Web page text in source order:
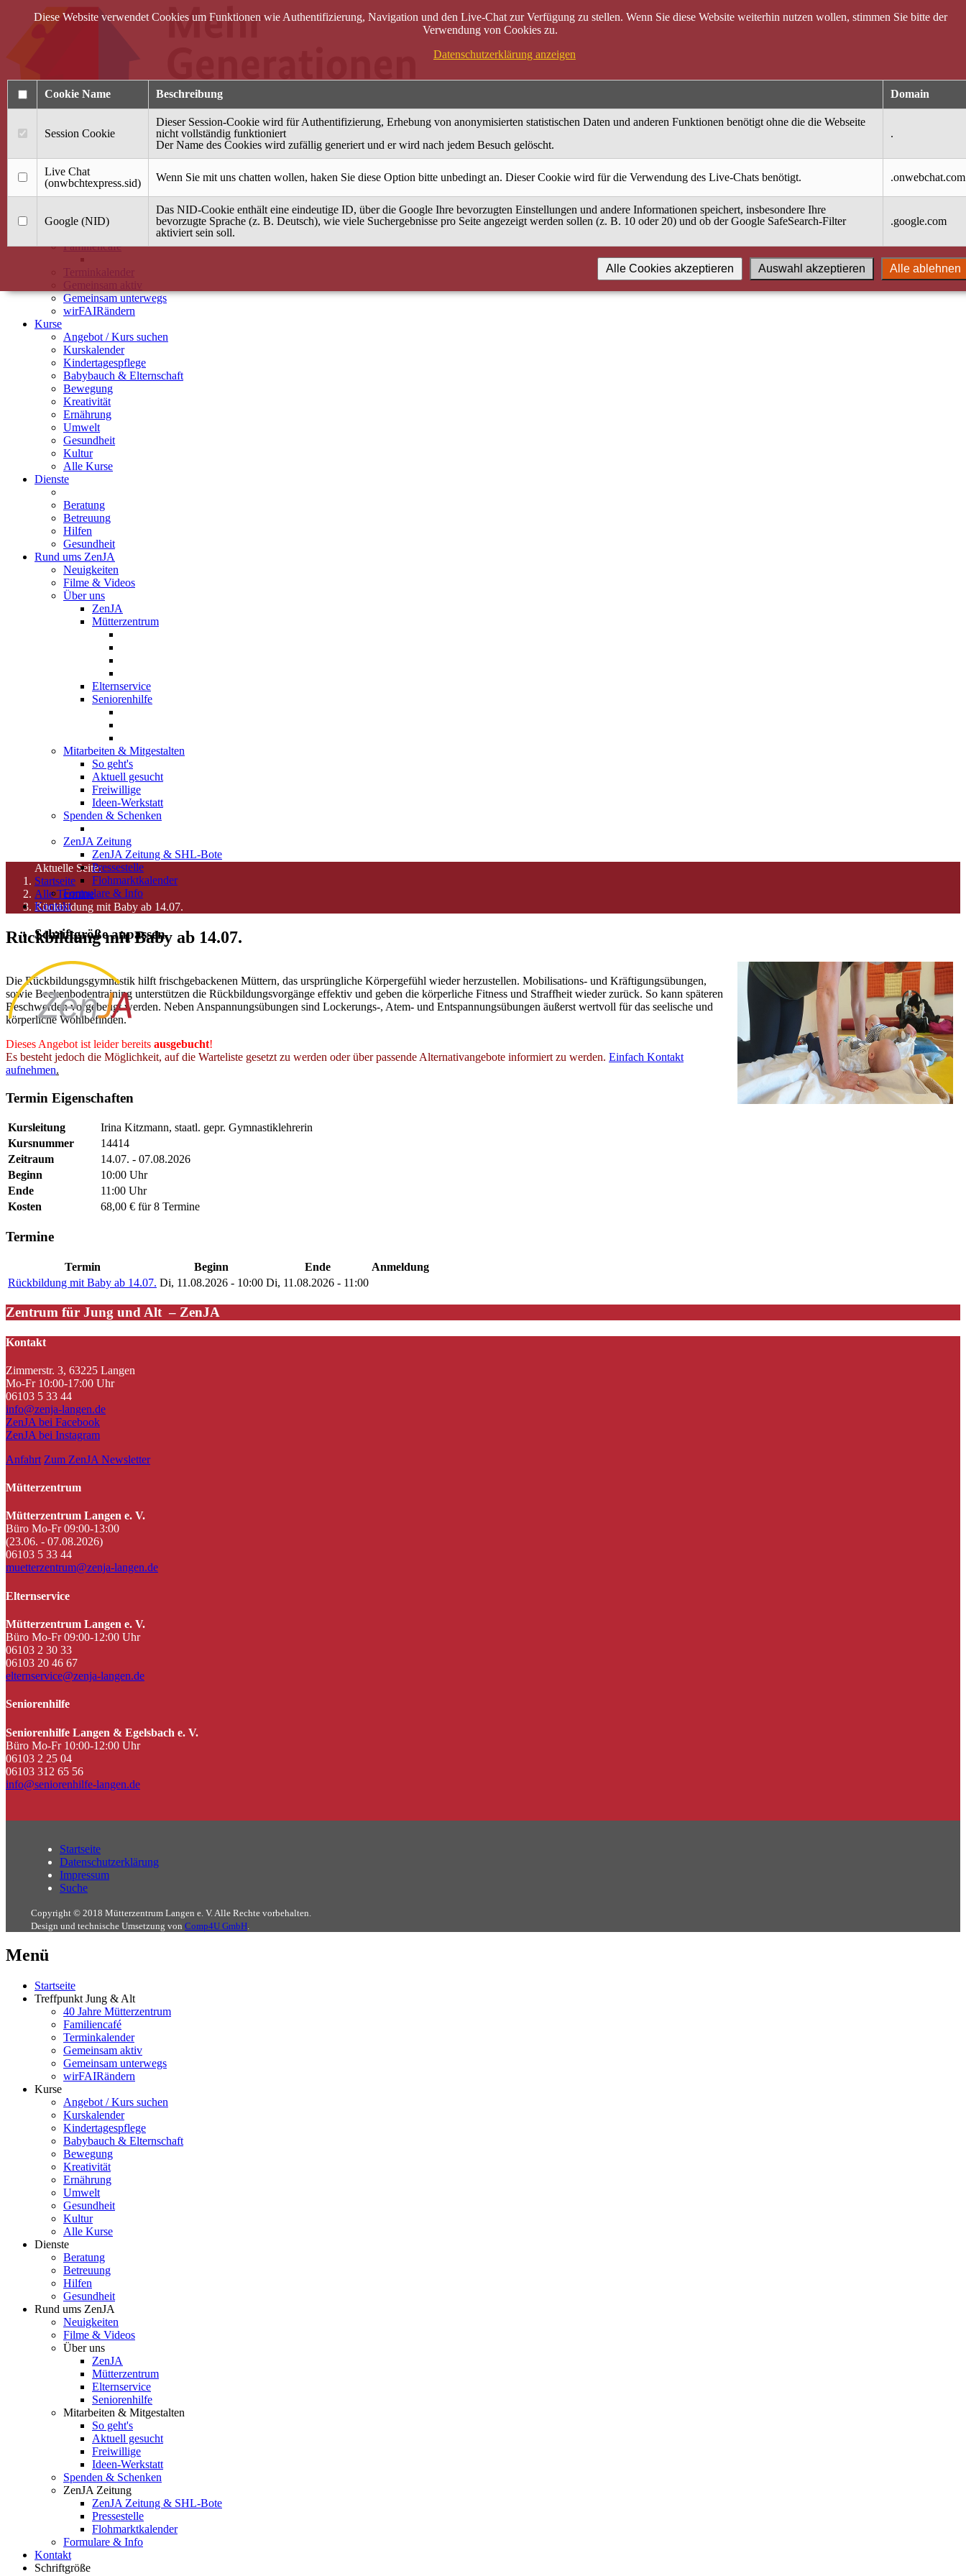
Anmelden
Startseite
Treffpunkt Jung & Alt
40 Jahre Mütterzentrum
Familiencafé
Terminkalender
Gemeinsam aktiv
Gemeinsam unterwegs
wirFAIRändern
Kurse
Angebot / Kurs suchen
Kurskalender
Kindertagespflege
Babybauch & Elternschaft
Bewegung
Kreativität
Ernährung
Umwelt
Gesundheit
Kultur
Alle Kurse
Dienste
Beratung
Betreuung
Hilfen
Gesundheit
Rund ums ZenJA
Neuigkeiten
Filme & Videos
Über uns
ZenJA
Mütterzentrum
Elternservice
Seniorenhilfe
Mitarbeiten & Mitgestalten
So geht's
Aktuell gesucht
Freiwillige
Ideen-Werkstatt
Spenden & Schenken
ZenJA Zeitung
ZenJA Zeitung & SHL-Bote
Pressestelle
Flohmarktkalender
Formulare & Info
Kontakt
Schriftgröße anpassen
Aktuelle Seite:
Startseite
Alle Termine
Rückbildung mit Baby ab 14.07.
Rückbildung mit Baby ab 14.07.
Die Rückbildungsgymnastik hilft frischgebackenen Müttern, das ursprüngliche Körpergefühl wieder herzustellen. Mobilisations- und Kräftigungsübungen,
sowie Beckenbodentraining unterstützen die Rückbildungsvorgänge effektiv und geben die körperliche Fitness und Straffheit wieder zurück. So kann späteren
Beschwerden vorgebeugt werden. Neben Anspannungsübungen sind Lockerungs-, Atem- und Entspannungsübungen äußerst wertvoll für das seelische und
körperliche Wohlbefinden.
Dieses Angebot ist leider bereits ausgebucht!
Es besteht jedoch die Möglichkeit, auf die Warteliste gesetzt zu werden oder über passende Alternativangebote informiert zu werden. Einfach Kontakt
aufnehmen.
Termin Eigenschaften
Kursleitung
Irina Kitzmann, staatl. gepr. Gymnastiklehrerin
Kursnummer
14414
Zeitraum
14.07. - 07.08.2026
Beginn
10:00 Uhr
Ende
11:00 Uhr
Kosten
68,00 € für 8 Termine
Termine
Termin Beginn Ende
Anmeldung
Rückbildung mit Baby ab 14.07. Di, 11.08.2026 - 10:00 Di, 11.08.2026 - 11:00
Zentrum für Jung und Alt – ZenJA
Kontakt
Zimmerstr. 3, 63225 Langen
Mo-Fr 10:00-17:00 Uhr
06103 5 33 44
info@zenja-langen.de
ZenJA bei Facebook
ZenJA bei Instagram
Anfahrt Zum ZenJA Newsletter
Mütterzentrum
Mütterzentrum Langen e. V.
Büro Mo-Fr 09:00-13:00
(23.06. - 07.08.2026)
06103 5 33 44
muetterzentrum@zenja-langen.de
Elternservice
Mütterzentrum Langen e. V.
Büro Mo-Fr 09:00-12:00 Uhr
06103 2 30 33
06103 20 46 67
elternservice@zenja-langen.de
Seniorenhilfe
Seniorenhilfe Langen & Egelsbach e. V.
Büro Mo-Fr 10:00-12:00 Uhr
06103 2 25 04
06103 312 65 56
info@seniorenhilfe-langen.de
Startseite
Datenschutzerklärung
Impressum
Suche
Copyright © 2018 Mütterzentrum Langen e. V. Alle Rechte vorbehalten.
Design und technische Umsetzung von Comp4U GmbH
Menü
Startseite
Treffpunkt Jung & Alt
40 Jahre Mütterzentrum
Familiencafé
Terminkalender
Gemeinsam aktiv
Gemeinsam unterwegs
wirFAIRändern
Kurse
Angebot / Kurs suchen
Kurskalender
Kindertagespflege
Babybauch & Elternschaft
Bewegung
Kreativität
Ernährung
Umwelt
Gesundheit
Kultur
Alle Kurse
Dienste
Beratung
Betreuung
Hilfen
Gesundheit
Rund ums ZenJA
Neuigkeiten
Filme & Videos
Über uns
ZenJA
Mütterzentrum
Elternservice
Seniorenhilfe
Mitarbeiten & Mitgestalten
So geht's
Aktuell gesucht
Freiwillige
Ideen-Werkstatt
Spenden & Schenken
ZenJA Zeitung
ZenJA Zeitung & SHL-Bote
Pressestelle
Flohmarktkalender
Formulare & Info
Kontakt
Schriftgröße
Diese Website verwendet Cookies um Funktionen wie Authentifizierung, Navigation und den Live-Chat zur Verfügung zu stellen. Wenn Sie diese Website weiterhin nutzen wollen, stimmen Sie bitte der
Verwendung von Cookies zu.
Datenschutzerklärung anzeigen
Cookie Name Beschreibung Domain
Session Cookie
Dieser Session-Cookie wird für Authentifizierung, Erhebung von anonymisierten statistischen Daten und anderen Funktionen benötigt ohne die die Webseite
nicht vollständig funktioniert
Der Name des Cookies wird zufällig generiert und er wird nach jedem Besuch gelöscht.
.
Live Chat
(onwbchtexpress.sid)
Wenn Sie mit uns chatten wollen, haken Sie diese Option bitte unbedingt an. Dieser Cookie wird für die Verwendung des Live-Chats benötigt. .onwebchat.com
Google (NID)
Das NID-Cookie enthält eine eindeutige ID, über die Google Ihre bevorzugten Einstellungen und andere Informationen speichert, insbesondere Ihre
bevorzugte Sprache (z. B. Deutsch), wie viele Suchergebnisse pro Seite angezeigt werden sollen (z. B. 10 oder 20) und ob der Google SafeSearch-Filter
aktiviert sein soll.
.google.com
Alle ablehnen
Auswahl akzeptieren
Alle Cookies akzeptieren